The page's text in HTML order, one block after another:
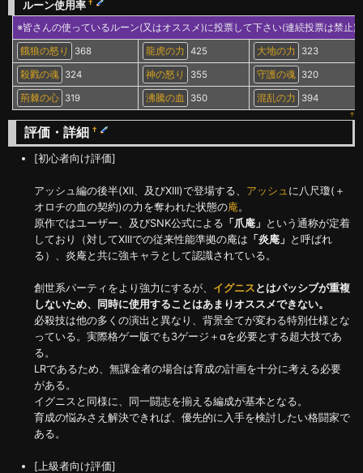
ルーン使用率 †
※皆さんの使っているルーン(又はオススメ)に投票して下さい(連続投票は禁止)
餓狼の怒り 368 龍虎の力 425 大地の力 323
殺戮の魂 324 神の怒り 355 守護の魂 320
荊棘の心 319 沸騰の血 350 混乱の力 394
↑
評価・詳細 †
[初心者向け評価]
アッシュ編の後半(XII、及びXIII)で登場する、 アッシュ に八尺瓊(＋
オロチの血の契約)の力を奪われた状態の庵 。
原作ではユーザー、及びSNK公式による 「爪庵」 という通称が定着
しており（対してXIIIでの従来性能準拠の庵は 「炎庵」 と呼ばれ
る）、炎庵と共に強キャラとして認識されている。
創世系パーティをより強力にするが、 イグニス とはパッシブが重複
しないため、同時に使用することはあまりオススメできない。
必殺技は他の多くの演出と異なり、背景全てが変わる特別仕様とな
っている。実際格ゲー版でも3ゲージ＋αを必要とする超大技であ
る。
LRであるため、無課金者の場合は育成の計画を十分に考える必要
がある。
イグニスと同様に、同一闘志を揃える編成が基本となる。
育成の悩みさえ解決できれば、優先的に入手を検討したい格闘家で
ある。
[上級者向け評価]